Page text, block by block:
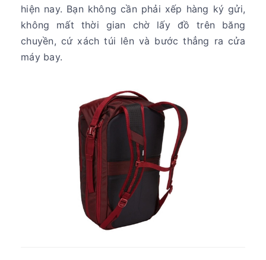
hiện nay. Bạn không cần phải xếp hàng ký gửi,
không mất thời gian chờ lấy đồ trên băng
chuyền, cứ xách túi lên và bước thẳng ra cửa
máy bay.